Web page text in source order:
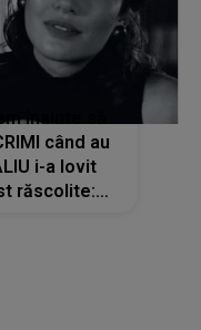
înainte să
când au
i-a lovit
răscolite: